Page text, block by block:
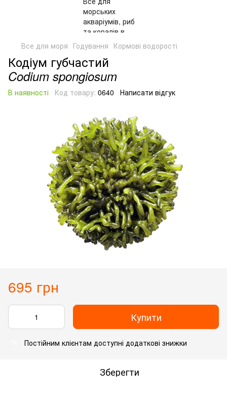
Все для моря Годування Кормові водорості
Кодіум губчастий
Codium spongiosum
В наявності Код товару: 0640 Написати відгук
695 грн
Купити
Постійним клієнтам доступні додаткові знижки
Зберегти